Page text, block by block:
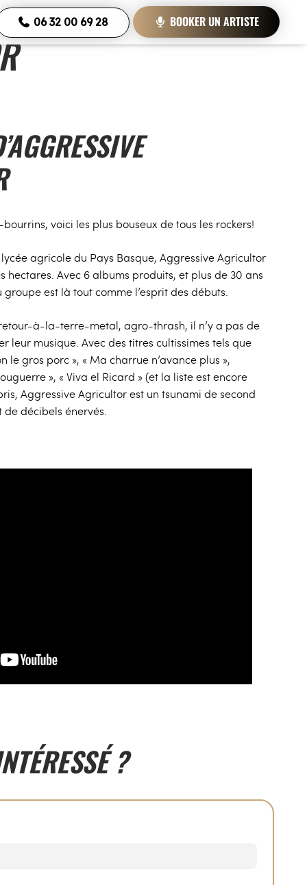
06 32 00 69 28 BOOKER UN ARTISTE
voici les plus bouseux de tous les rockers!
lycée agricole du Pays Basque, Aggressive Agricultor
hectares. Avec 6 albums produits, et plus de 30 ans
est là tout comme l’esprit des débuts.
à-la-terre-metal, agro-thrash, il n’y a pas de
leur musique. Avec des titres cultissimes tels que
le gros porc », « Ma charrue n’avance plus »,
», « Viva el Ricard » (et la liste est encore
Aggressive Agricultor est un tsunami de second
décibels énervés.
?